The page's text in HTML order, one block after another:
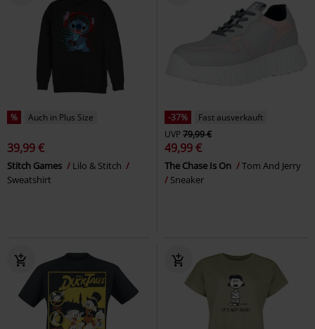
% Auch in Plus Size
39,99 €
Stitch Games
Lilo & Stitch
Sweatshirt
-37%
Fast ausverkauft
UVP79,99 €
49,99 €
The Chase Is On
Tom And Jerry
Sneaker